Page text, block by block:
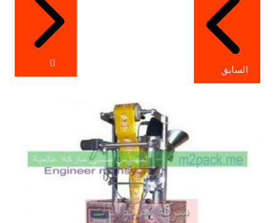
السابق